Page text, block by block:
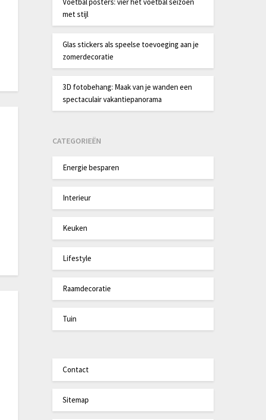
met stijl
Glas stickers als speelse toevoeging aan je
zomerdecoratie
3D fotobehang: Maak van je wanden een
spectaculair vakantiepanorama
CATEGORIEËN
Energie besparen
Interieur
Keuken
Lifestyle
Raamdecoratie
Tuin
Contact
Sitemap